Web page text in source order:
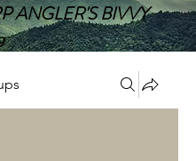
ANGLER'S BIVVY